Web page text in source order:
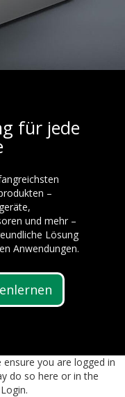
für jede
–
und mehr –
Lösung
Anwendungen.
you are logged in
do so here or in the